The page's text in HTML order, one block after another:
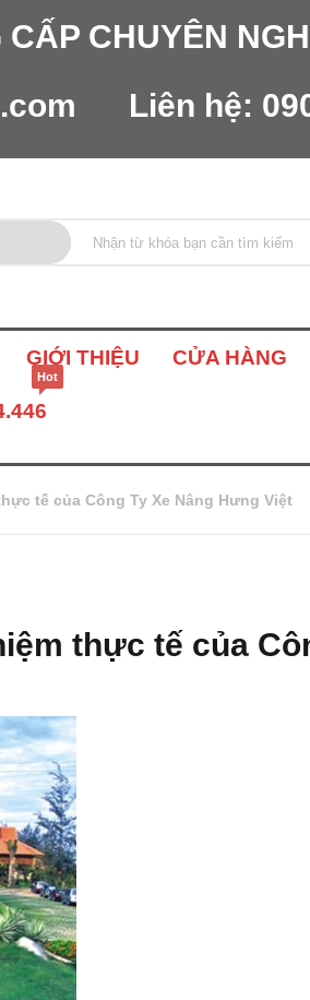
CHUYÊN
Liên hệ:
GIỚI THIỆU CỬA HÀNG
Hot
tế của Công Ty Xe Nâng Hưng Việt
thực tế của